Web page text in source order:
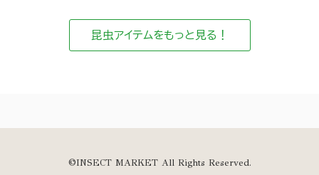
昆虫アイテムをもっと見る！
©INSECT MARKET All Rights Reserved.